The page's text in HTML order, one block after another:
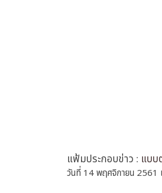
แฟ้มประกอบข่าว : แบบ
วันที่ 14 พฤศจิกายน 2561